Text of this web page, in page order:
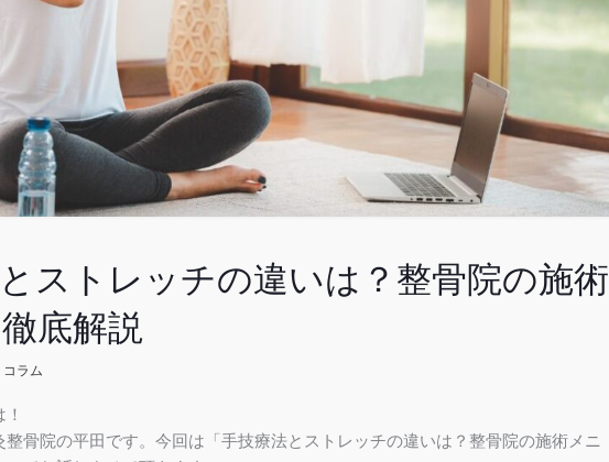
ストレッチの違いは？整骨院の施術
底解説
コラム
整骨院の平田です。今回は「手技療法とストレッチの違いは？整骨院の施術メニ